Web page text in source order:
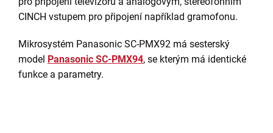
CINCH vstupem pro připojení například gramofonu.
Mikrosystém Panasonic SC-PMX92 má sesterský
model Panasonic SC-PMX94, se kterým má identické
funkce a parametry.